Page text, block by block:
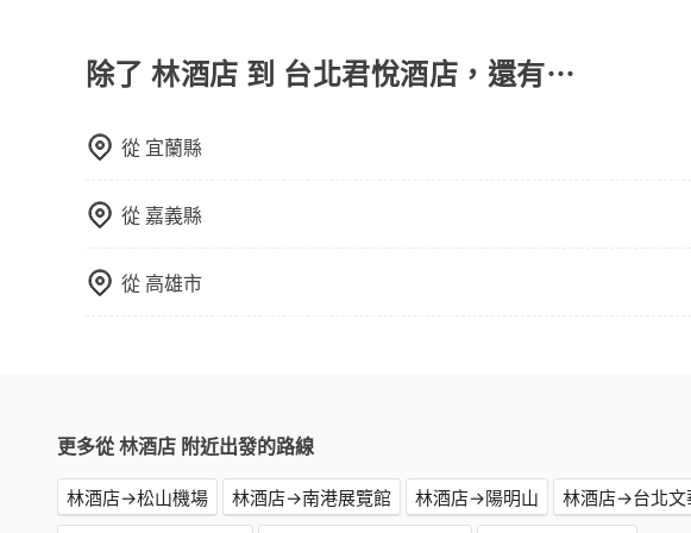
或者使用特定的信用卡，還可以累積點數做現金回饋或未來換取免費
Booking.com、Agoda.com、Hotels.com、Expedia.com、
的飯店，有可能再多平台同時上架而發生超賣的現象，便有可能到了
打電話問的價格可能比民宿訂房網來得便宜，但缺點就是多數要匯款
這些瑣碎的事，台灣本土的AsiaYo或者國際Airbnb都值得推薦。
除了 林酒店 到 台北君悅酒店，還有⋯
從 宜蘭縣
從 嘉義縣
從 高雄市
更多從 林酒店 附近出發的路線
林酒店→松山機場 林酒店→南港展覽館 林酒店→陽明山 林酒店→台北文